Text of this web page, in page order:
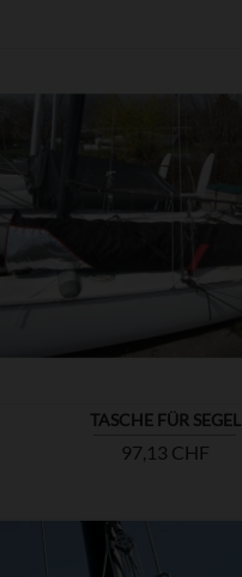
TASCHE FÜR SEGEL
Preis
97,13 CHF
